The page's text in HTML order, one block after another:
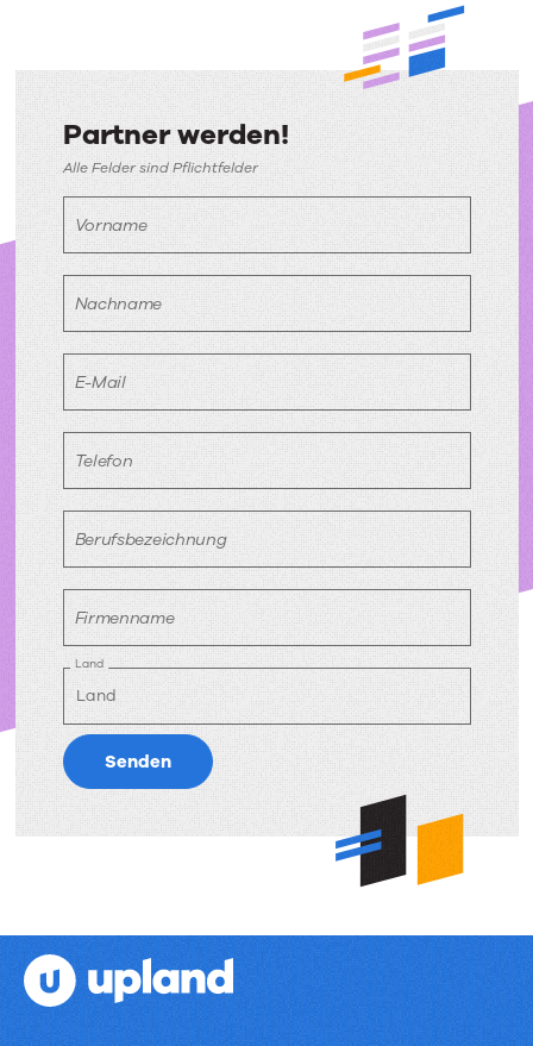
Partner werden!
Partner
werden!
Alle Felder sind Pflichtfelder
Vorname
Nachname
E-Mail
Telefon
Berufsbezeichnung
Firmenname
Land
Senden